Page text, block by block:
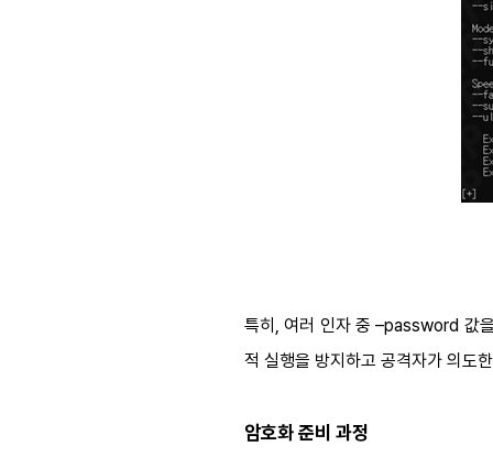
특히, 여러 인자 중 –password 값
적 실행을 방지하고 공격자가 의도
암호화 준비 과정